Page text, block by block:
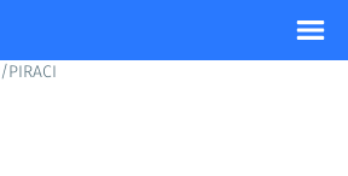
/PIRACI